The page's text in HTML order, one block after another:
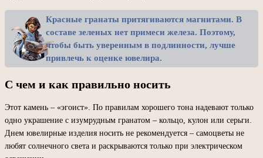
Красные гранаты притягиваются магнитами. В
составе зеленых нет примеси железа. Поэтому,
чтобы быть уверенным в подлинности, лучше
привлечь к оценке ювелира.
С чем и как правильно носить
Этот камень – «эгоист». По правилам хорошего тона надевают только
одно украшение с изумрудным гранатом – кольцо, кулон или серьги.
Днем ювелирные изделия носить не рекомендуется – самоцветы не
любят солнечного света и раскрываются только при электрическом